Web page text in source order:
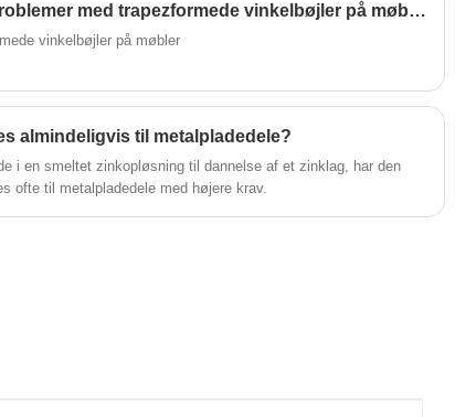
altaner og en
Hvad er nogle almindelige problemer med trapezformede vinkelbøjler på møbler?
vinkelbøjler på møbler
almindeligvis til metalpladedele?
i en smeltet zinkopløsning til dannelse af et zinklag, har den
ofte til metalpladedele med højere krav.